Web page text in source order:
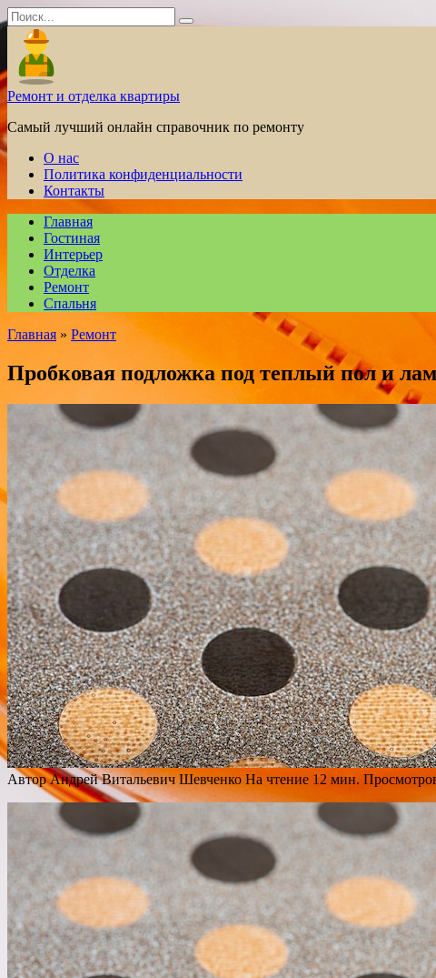
Перейти
к
содержанию
Search
for:
Ремонт и отделка квартиры
Самый лучший онлайн справочник по ремонту
О нас
Политика конфиденциальности
Контакты
Главная
Гостиная
Интерьер
Отделка
Ремонт
Спальня
Главная » Ремонт
Пробковая подложка под теплый пол и
АвторАндрей Витальевич Шевченко На чтение 12 мин.